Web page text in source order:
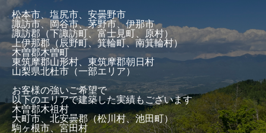
松本市、塩尻市、安曇野市
諏訪市、岡谷市、茅野市、伊那市
諏訪郡（下諏訪町、富士見町、原村）
上伊那郡（辰野町、箕輪町、南箕輪村）
木曽郡木曽町
東筑摩郡山形村、東筑摩郡朝日村
山梨県北杜市（一部エリア）
お客様の強いご希望で
以下のエリアで建築した実績もございます
木曽郡木祖村
大町市、北安曇郡（松川村、池田町）
駒ヶ根市、宮田村